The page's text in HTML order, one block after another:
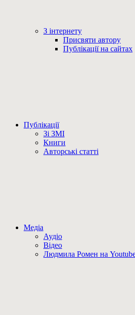
З інтернету
Присвяти автору
Публікації на сайтах
Публікації
Зі ЗМІ
Книги
Авторські статті
Медіа
Аудіо
Відео
Людмила Ромен на